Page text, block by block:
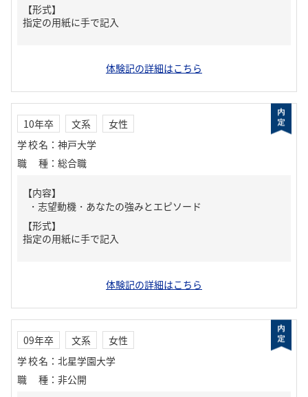
【形式】
指定の用紙に手で記入
体験記の詳細はこちら
10年卒 文系
女性
学校名 ： 神戸大学
職種 ： 総合職
【内容】
・志望動機・あなたの強みとエピソード
【形式】
指定の用紙に手で記入
体験記の詳細はこちら
09年卒 文系
女性
学校名 ： 北星学園大学
職種 ： 非公開